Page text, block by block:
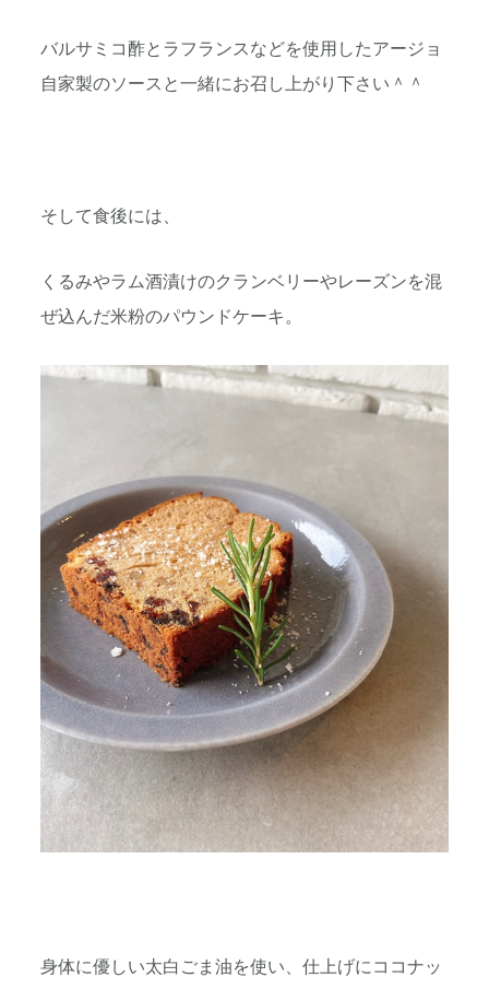
バルサミコ酢とラフランスなどを使用したアージョ
自家製のソースと一緒にお召し上がり下さい＾＾
そして食後には、
くるみやラム酒漬けのクランベリーやレーズンを混
ぜ込んだ米粉のパウンドケーキ。
身体に優しい太白ごま油を使い、仕上げにココナッ